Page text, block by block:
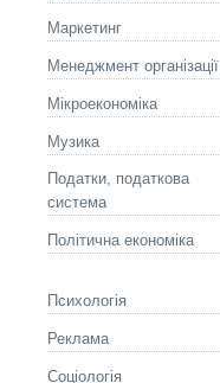
Маркетинг
Менеджмент організації
Мікроекономіка
Музика
Податки, податкова
система
Політична економіка
Психологія
Реклама
Соціологія